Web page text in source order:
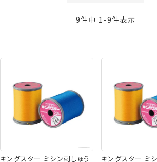
価格が高い順
おすすめ順
9件中 1 -9件表示
キングスター ミシン刺しゅう
キングスター ミ